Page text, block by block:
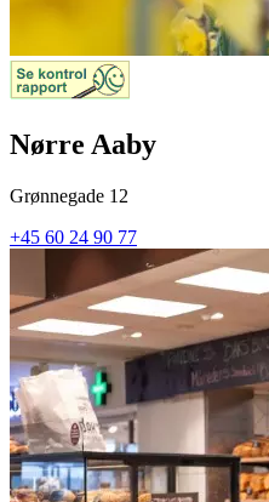
Nørre Aaby
Grønnegade 12
+45 60 24 90 77